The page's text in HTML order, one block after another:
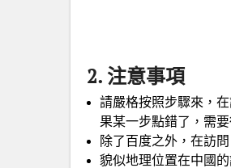
2. 注意事項
請嚴格按照步驟來，
果某一步點錯了，需
除了百度之外，在訪
貌似地理位置在中國